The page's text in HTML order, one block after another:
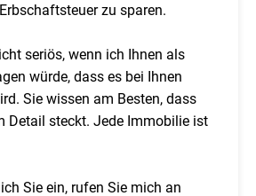
zu sparen.
seriös, wenn ich Ihnen als
würde, dass es bei Ihnen
Sie wissen am Besten, dass
Detail steckt. Jede Immobilie ist
Sie ein, rufen Sie mich an